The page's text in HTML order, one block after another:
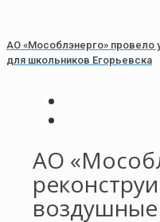
АО «Мособлэнерго» провело
для школьников Егорьевска
АО